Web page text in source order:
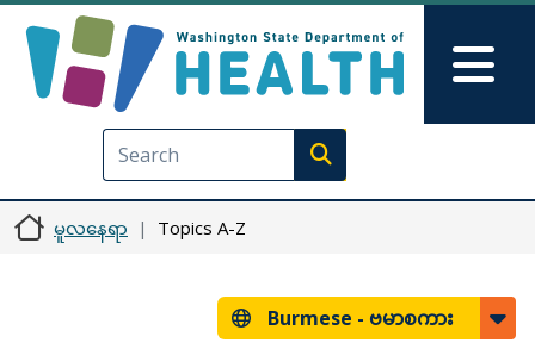
Execute search
မူလနေရာ Topics A-Z
Burmese - ဗမာစကား